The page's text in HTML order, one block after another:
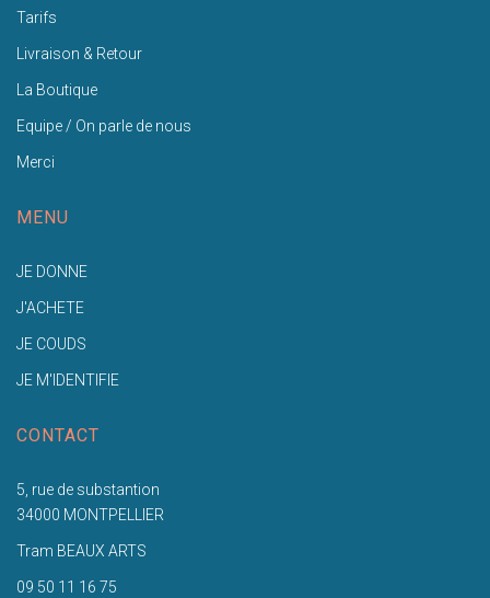
Tarifs
Livraison & Retour
La Boutique
Equipe / On parle de nous
Merci
MENU
JE DONNE
J'ACHETE
JE COUDS
JE M'IDENTIFIE
CONTACT
5, rue de substantion
34000 MONTPELLIER
Tram BEAUX ARTS
09 50 11 16 75